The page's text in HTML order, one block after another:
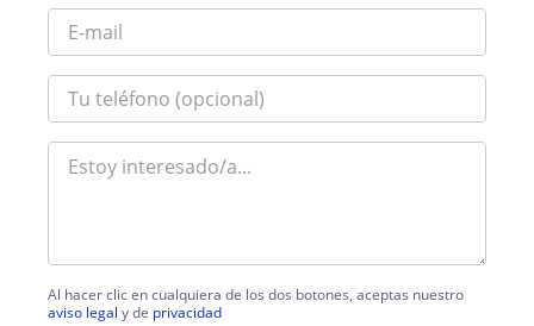
Al hacer clic en cualquiera de los dos botones, aceptas nuestro
aviso legal y de privacidad